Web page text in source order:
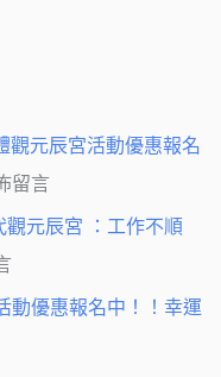
觀元辰宮活動優惠報名
留言
觀元辰宮 ：工作不順
動優惠報名中！！幸運